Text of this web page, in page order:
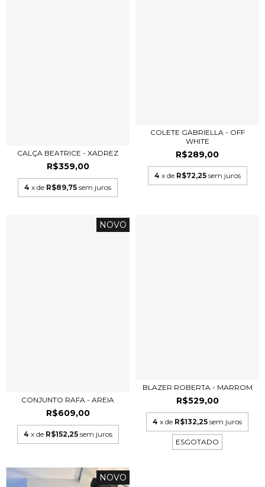
CALÇA BEATRICE - XADREZ
R$359,00
4 x de R$89,75 sem juros
COLETE GABRIELLA - OFF
WHITE
R$289,00
4 x de R$72,25 sem juros
NOVO
CONJUNTO RAFA - AREIA
R$609,00
4 x de R$152,25 sem juros
BLAZER ROBERTA - MARROM
R$529,00
4 x de R$132,25 sem juros
ESGOTADO
NOVO